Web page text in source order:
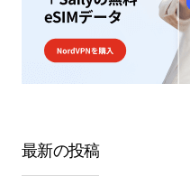
最新の投稿